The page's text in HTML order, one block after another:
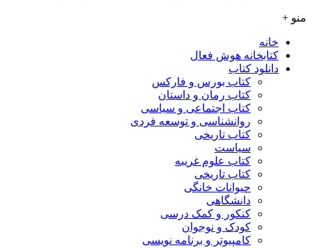
منو +
خانه
کتابخانه هوش فعال
دانلود کتاب
کتاب بورس و فارکس
کتاب رمان و داستان
کتاب اجتماعی و سیاسی
روانشناسی و توسعه فردی
کتاب تاریخی
سیاست
کتاب علوم غریبه
کتاب تاریخی
حیوانات خانگی
دانشگاهی
کنکور و کمک‌ درسی
کودک و نوجوان
کامپیوتر و برنامه نویسی